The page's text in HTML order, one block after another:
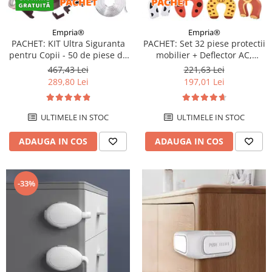
Empria®
PACHET: KIT Ultra Siguranta
pentru Copii - 50 de piese de
protectie - Grena
467,43 Lei
289,80 Lei
ULTIMELE IN STOC
ADAUGA IN COS
Empria®
PACHET: Set 32 piese protectii
mobilier + Deflector AC,
protectie curent aer, Alb,
Empria
221,63 Lei
197,01 Lei
ULTIMELE IN STOC
ADAUGA IN COS
-33%